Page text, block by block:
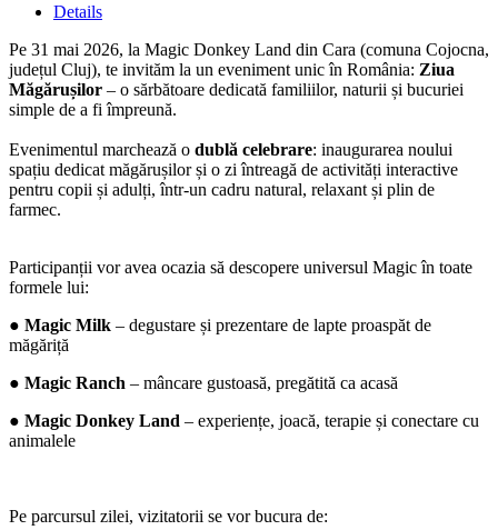
Details
Pe 31 mai 2026, la Magic Donkey Land din Cara (comuna Cojocna,
județul Cluj), te invităm la un eveniment unic în România: Ziua
Măgărușilor – o sărbătoare dedicată familiilor, naturii și bucuriei
simple de a fi împreună.
Evenimentul marchează o dublă celebrare: inaugurarea noului
spațiu dedicat măgărușilor și o zi întreagă de activități interactive
pentru copii și adulți, într-un cadru natural, relaxant și plin de
farmec.
Participanții vor avea ocazia să descopere universul Magic în toate
formele lui:
● Magic Milk – degustare și prezentare de lapte proaspăt de
măgăriță
● Magic Ranch – mâncare gustoasă, pregătită ca acasă
● Magic Donkey Land – experiențe, joacă, terapie și conectare cu
animalele
Pe parcursul zilei, vizitatorii se vor bucura de: